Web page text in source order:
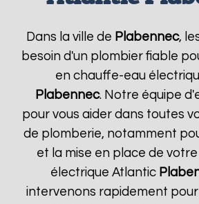
Dans la ville de Plabennec,
besoin d'un plombier fiable
en chauffe-eau
Plabennec. Notre équipe
pour vous aider dans toutes
de plomberie, notamment
et la mise en place de
électrique Atlantic
intervenons rapidement pour